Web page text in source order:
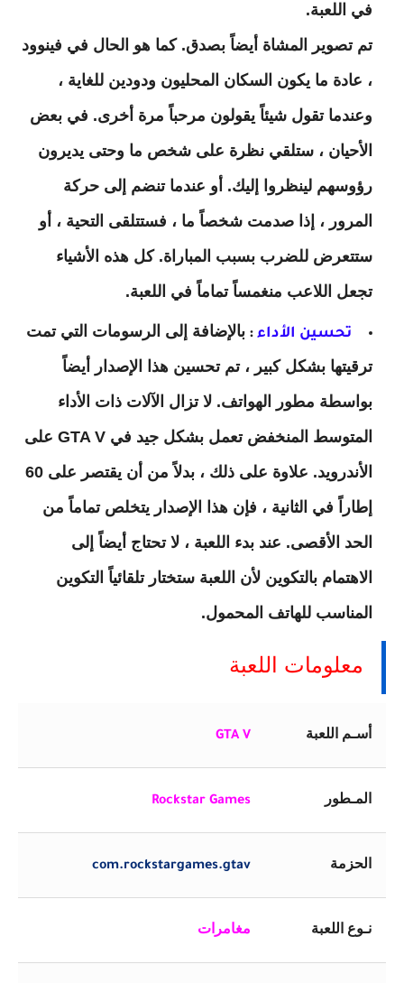
في اللعبة.
تم تصوير المشاة أيضاً بصدق. كما هو الحال في فينوود
، عادة ما يكون السكان المحليون ودودين للغاية ،
وعندما تقول شيئاً يقولون مرحباً مرة أخرى. في بعض
الأحيان ، ستلقي نظرة على شخص ما وحتى يديرون
رؤوسهم لينظروا إليك. أو عندما تنضم إلى حركة
المرور ، إذا صدمت شخصاً ما ، فستتلقى التحية ، أو
ستتعرض للضرب بسبب المباراة. كل هذه الأشياء
تجعل اللاعب منغمساً تماماً في اللعبة.
تحسين الأداء : بالإضافة إلى الرسومات التي تمت
ترقيتها بشكل كبير ، تم تحسين هذا الإصدار أيضاً
بواسطة مطور الهواتف. لا تزال الآلات ذات الأداء
المتوسط ​​المنخفض تعمل بشكل جيد في GTA V على
الأندرويد. علاوة على ذلك ، بدلاً من أن يقتصر على 60
إطاراً في الثانية ، فإن هذا الإصدار يتخلص تماماً من
الحد الأقصى. عند بدء اللعبة ، لا تحتاج أيضاً إلى
الاهتمام بالتكوين لأن اللعبة ستختار تلقائياً التكوين
المناسب للهاتف المحمول.
معلومات اللعبة
أسـم اللعبة GTA V
المـطور Rockstar Games‏
الحزمة com.rockstargames.gtav
نـوع اللعبة مغامرات